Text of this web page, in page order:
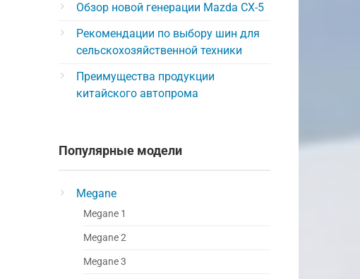
Обзор новой генерации Mazda CX-5
Рекомендации по выбору шин для
сельскохозяйственной техники
Преимущества продукции
китайского автопрома
Популярные модели
Megane
Megane 1
Megane 2
Megane 3